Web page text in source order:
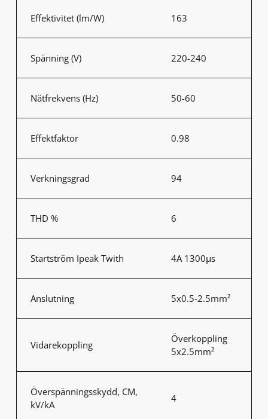
Effektivitet (lm/W) 163
Spänning (V) 220-240
Nätfrekvens (Hz) 50-60
Effektfaktor 0.98
Verkningsgrad 94
THD % 6
Startström Ipeak Twith 4A 1300μs
Anslutning 5x0.5-2.5mm²
Vidarekoppling
Överkoppling
5x2.5mm²
Överspänningsskydd, CM,
kV/kA
4